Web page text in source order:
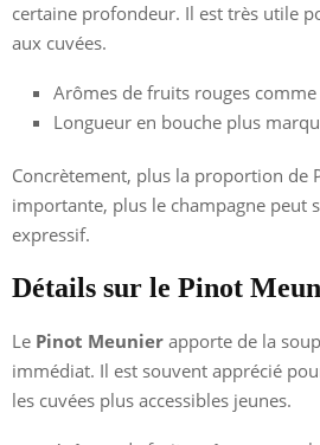
certaine profondeur. Il est très utile
aux cuvées.
Arômes de fruits rouges
Longueur en bouche plus
Concrètement, plus la proportion de
importante, plus le champagne peut
expressif.
Détails sur le Pinot
Le Pinot Meunier apporte de la
immédiat. Il est souvent apprécié
les cuvées plus accessibles jeunes.